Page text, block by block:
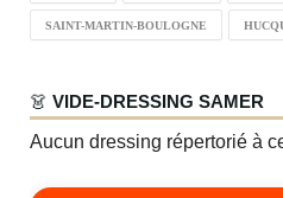
SAINT-MARTIN-BOULOGNE
👗 VIDE-DRESSING SAMER
Aucun dressing répertorié à